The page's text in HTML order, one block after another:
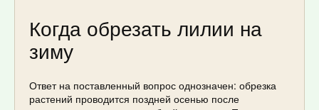
Когда обрезать лилии на
зиму
Ответ на поставленный вопрос однозначен: обрезка
растений проводится поздней осенью после